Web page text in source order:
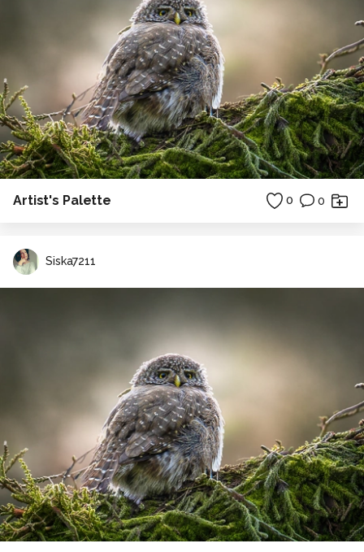
Artist's Palette 0 0
Siska7211